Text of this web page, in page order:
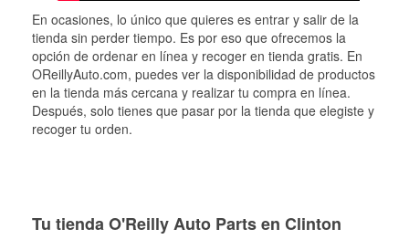
En ocasiones, lo único que quieres es entrar y salir de la
tienda sin perder tiempo. Es por eso que ofrecemos la
opción de ordenar en línea y recoger en tienda gratis. En
OReillyAuto.com, puedes ver la disponibilidad de productos
en la tienda más cercana y realizar tu compra en línea.
Después, solo tienes que pasar por la tienda que elegiste y
recoger tu orden.
Tu tienda O'Reilly Auto Parts en Clinton